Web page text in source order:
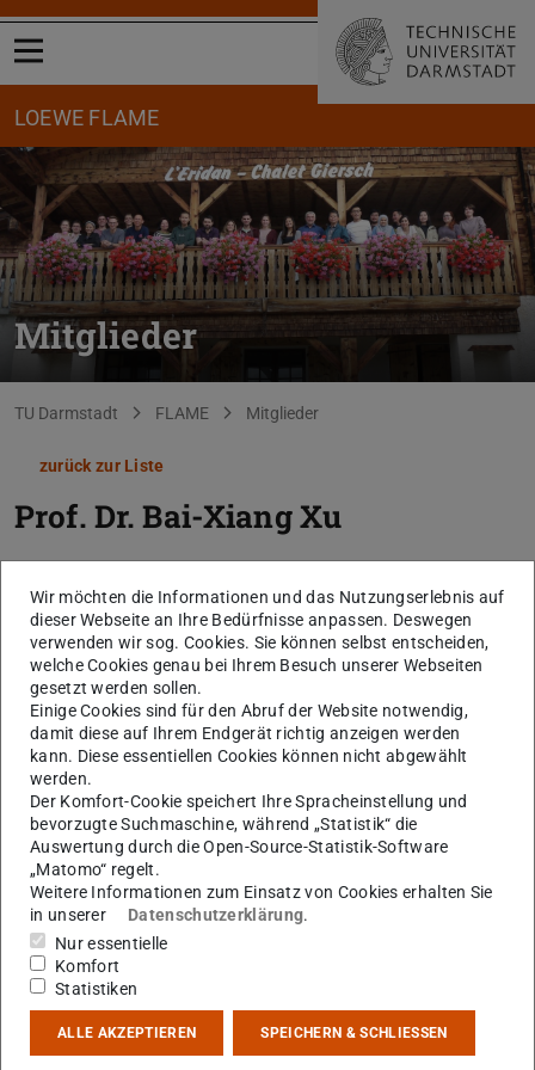
Menü öffnen
LOEWE FLAME
Mitglieder
Sie befinden sich hier:
TU Darmstadt FLAME Mitglieder
zurück zur Liste
Prof. Dr.Bai-Xiang Xu
Wir möchten die Informationen und das Nutzungserlebnis auf
dieser Webseite an Ihre Bedürfnisse anpassen. Deswegen
verwenden wir sog. Cookies. Sie können selbst entscheiden,
welche Cookies genau bei Ihrem Besuch unserer Webseiten
gesetzt werden sollen.
Einige Cookies sind für den Abruf der Website notwendig,
damit diese auf Ihrem Endgerät richtig anzeigen werden
kann. Diese essentiellen Cookies können nicht abgewählt
werden.
Der Komfort-Cookie speichert Ihre Spracheinstellung und
bevorzugte Suchmaschine, während „Statistik“ die
Auswertung durch die Open-Source-Statistik-Software
„Matomo“ regelt.
Weitere Informationen zum Einsatz von Cookies erhalten Sie
in unserer
Datenschutzerklärung.
Nur essentielle
Komfort
Statistiken
ALLE AKZEPTIEREN SPEICHERN & SCHLIESSEN